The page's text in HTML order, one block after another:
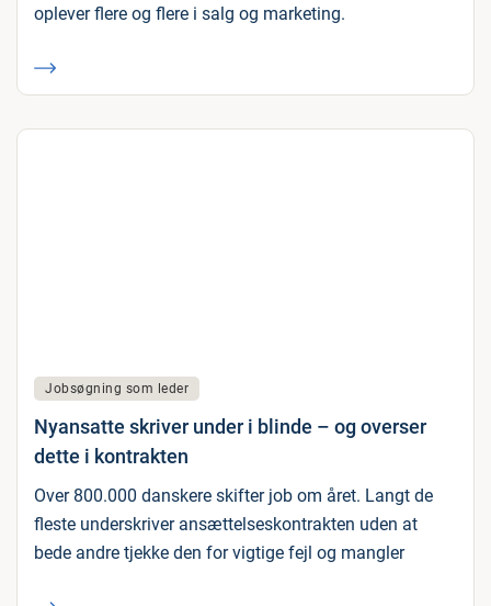
oplever flere og flere i salg og marketing.
Jobsøgning som leder
Nyansatte skriver under i blinde – og overser
dette i kontrakten
Over 800.000 danskere skifter job om året. Langt de
fleste underskriver ansættelseskontrakten uden at
bede andre tjekke den for vigtige fejl og mangler